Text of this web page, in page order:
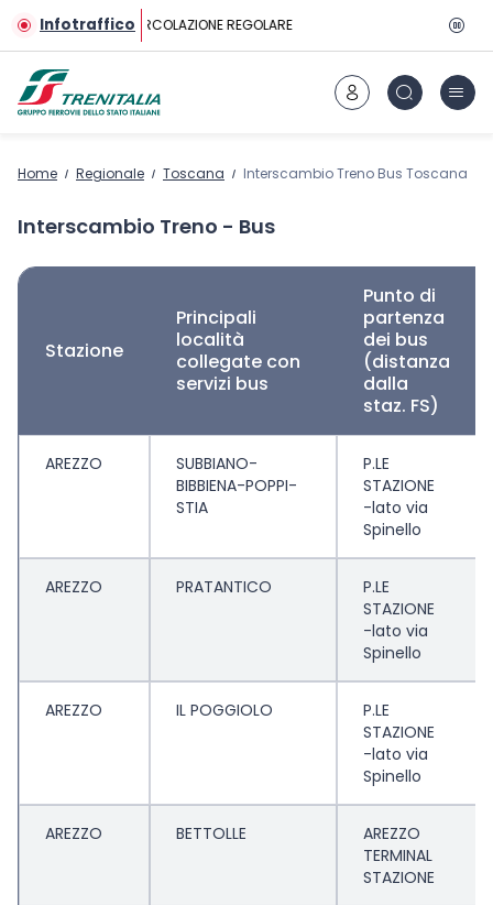
Vai al contenuto principale
InfotrafficoCIRCOLAZIONE REGOLARE
Home Regionale Toscana Interscambio Treno Bus Toscana
Interscambio Treno - Bus
Stazione
Principali
località
collegate con
servizi bus
Punto di
partenza
dei bus
(distanza
dalla
staz. FS)
AREZZO
SUBBIANO-
BIBBIENA-POPPI-
STIA
P.LE
STAZIONE
-lato via
Spinello
AREZZO PRATANTICO
P.LE
STAZIONE
-lato via
Spinello
AREZZO IL POGGIOLO
P.LE
STAZIONE
-lato via
Spinello
AREZZO BETTOLLE
AREZZO
TERMINAL
STAZIONE